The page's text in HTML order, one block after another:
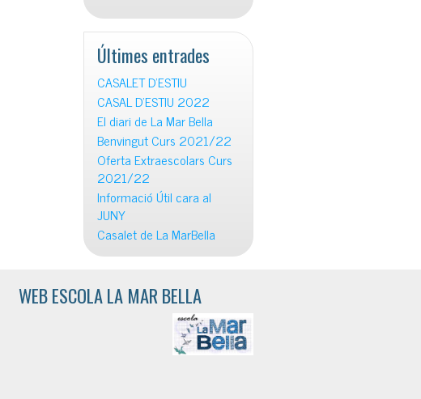
Últimes entrades
CASALET D’ESTIU
CASAL D’ESTIU 2022
El diari de La Mar Bella
Benvingut Curs 2021/22
Oferta Extraescolars Curs
2021/22
Informació Útil cara al
JUNY
Casalet de La MarBella
WEB ESCOLA LA MAR BELLA